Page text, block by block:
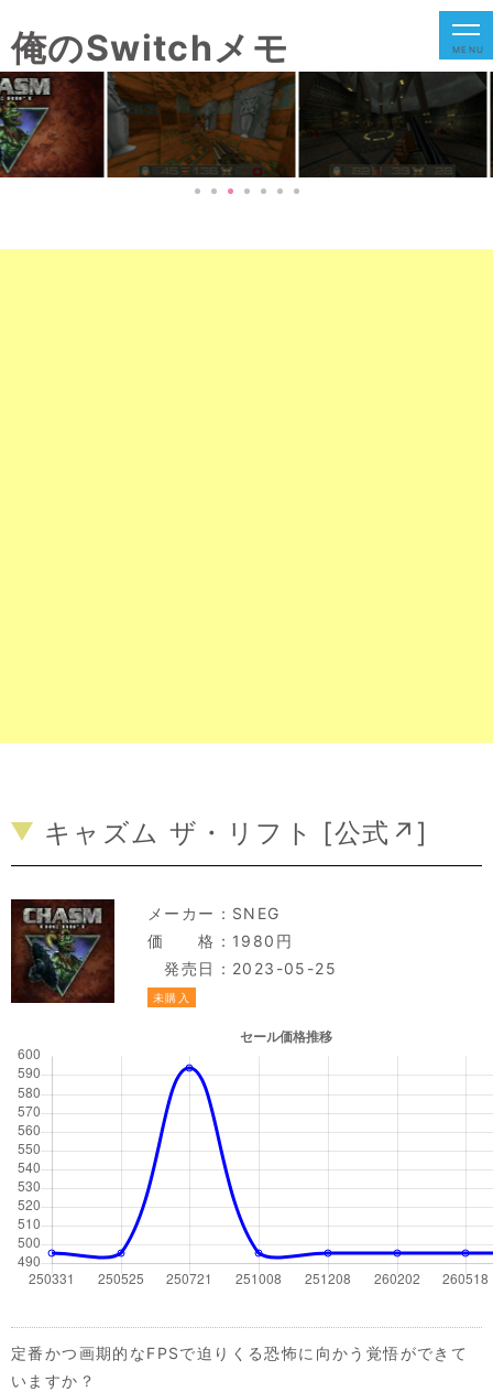
俺のSwitchメモ MENU
キャズム ザ・リフト [公式↗]
メーカー： SNEG
価 格：1980円
発売日：2023-05-25
未購入
定番かつ画期的なFPSで迫りくる恐怖に向かう覚悟ができて
いますか？